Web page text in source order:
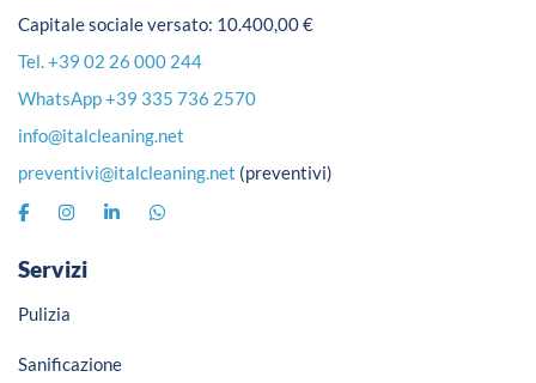
Capitale sociale versato: 10.400,00 €
Tel. +39 02 26 000 244
WhatsApp +39 335 736 2570
info@italcleaning.net
preventivi@italcleaning.net (preventivi)
Servizi
Pulizia
Sanificazione